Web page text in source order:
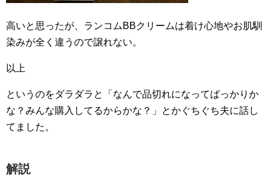
高いと思ったが、ランコムBBクリームは着け心地やお肌馴
染みが全く違うので譲れない。
以上
というのをダラダラと「なんで品切れになってばっかりか
な？みんな購入してるからかな？」とかぐちぐち夫に話し
てました。
解説